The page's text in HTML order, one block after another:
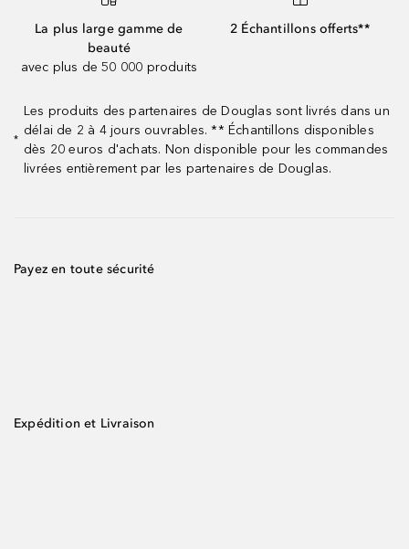
La plus large gamme de
beauté
avec plus de 50 000 produits
2 Échantillons offerts**
*
Les produits des partenaires de Douglas sont livrés dans un
délai de 2 à 4 jours ouvrables. ** Échantillons disponibles
dès 20 euros d'achats. Non disponible pour les commandes
livrées entièrement par les partenaires de Douglas.
Payez en toute sécurité
Expédition et Livraison